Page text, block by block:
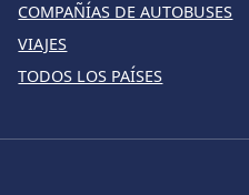
COMPAÑÍAS DE AUTOBUSES
VIAJES
TODOS LOS PAÍSES